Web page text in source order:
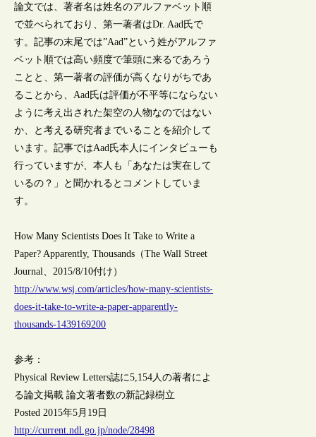
論文では、著者名は姓名のアルファベット順
で並べられており、第一著者はDr. Aad氏で
す。記事の末尾では”Aad”という姓がアルファ
ベット順では高い頻度で筆頭に来るであろう
ことと、第一著者の評価が高くなりがちであ
ることから、Aad氏は評価が不平等にならない
ように考え出された架空の人物なのではない
か、と考える研究者までいることを紹介して
います。記事ではAad氏本人にインタビューも
行っていますが、本人も「あなたは実在して
いるの？」と聞かれるとコメントしていま
す。
How Many Scientists Does It Take to Write a
Paper? Apparently, Thousands（The Wall Street
Journal、2015/8/10付け）
http://www.wsj.com/articles/how-many-scientists-
does-it-take-to-write-a-paper-apparently-
thousands-1439169200
参考：
Physical Review Letters誌に5,154人の著者によ
る論文掲載 論文著者数の新記録樹立
Posted 2015年5月19日
http://current.ndl.go.jp/node/28498